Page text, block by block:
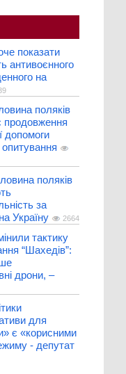
показати
антивоєнного
на
поляків
продовження
допомоги
поляків
за
Україну
2664
тактику
“Шахедів”:
дрони, –
для
є «корисними
- депутат